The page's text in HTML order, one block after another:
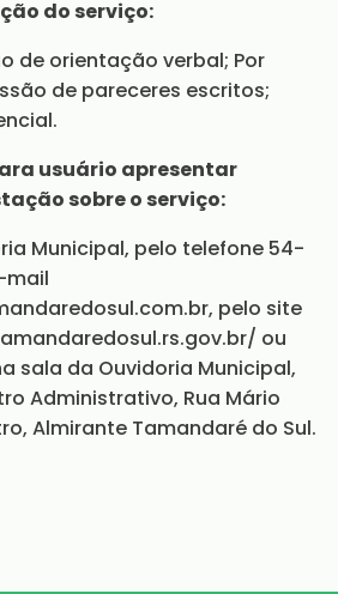
do serviço:
de orientação verbal; Por
de pareceres escritos;
usuário apresentar
sobre o serviço:
Municipal, pelo telefone 54-
mail
pelo site
ou
sala da Ouvidoria Municipal,
Administrativo, Rua Mário
Almirante Tamandaré do Sul.